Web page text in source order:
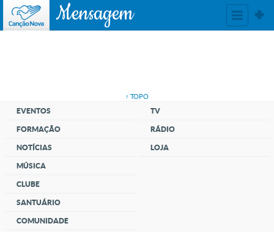
Mensagem
↑ TOPO
EVENTOS
FORMAÇÃO
NOTÍCIAS
MÚSICA
CLUBE
SANTUÁRIO
COMUNIDADE
TV
RÁDIO
LOJA